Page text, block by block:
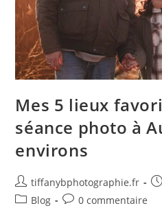
Mes 5 lieux
séance photo à
environs
tiffanybphotographie.fr
Blog
0 commentaire